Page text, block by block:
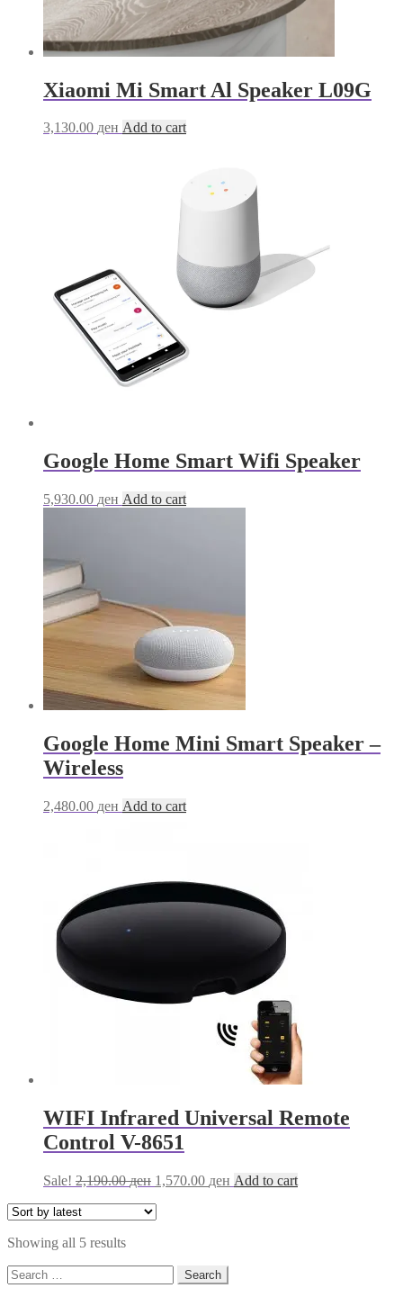
Xiaomi Mi Smart Al Speaker L09G
3,130.00 ден Add to cart
Google Home Smart Wifi Speaker
5,930.00 ден Add to cart
Google Home Mini Smart Speaker –
Wireless
2,480.00 ден Add to cart
WIFI Infrared Universal Remote
Control V-8651
Sale! 2,190.00ден Original
1,570.00 ден Current
Add to cart
Showing all 5 resultsSorted
Search
for: